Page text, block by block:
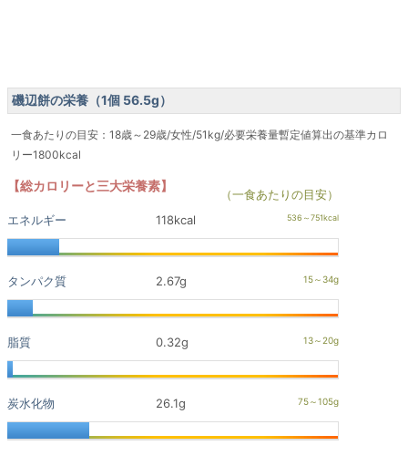
磯辺餅の栄養（1個 56.5g）
一食あたりの目安：18歳～29歳/女性/51kg/必要栄養量暫定値算出の基準カロ
リー1800kcal
【総カロリーと三大栄養素】
（一食あたりの目安）
エネルギー
118kcal
タンパク質 2.67g
脂質 0.32g
炭水化物 26.1g